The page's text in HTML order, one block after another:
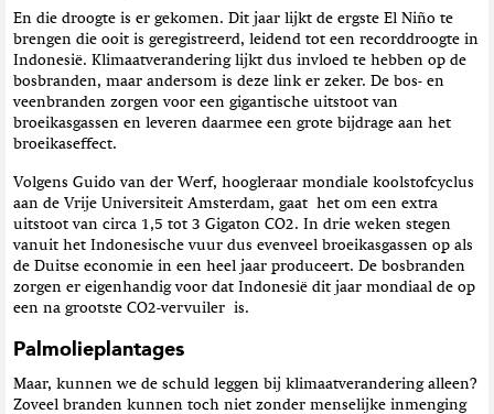
En die droogte is er gekomen. Dit jaar lijkt de ergste El Niño te
brengen die ooit is geregistreerd, leidend tot een recorddroogte in
Indonesië. Klimaatverandering lijkt dus invloed te hebben op de
bosbranden, maar andersom is deze link er zeker. De bos- en
veenbranden zorgen voor een gigantische uitstoot van
broeikasgassen en leveren daarmee een grote bijdrage aan het
broeikaseffect.
Volgens Guido van der Werf, hoogleraar mondiale koolstofcyclus
aan de Vrije Universiteit Amsterdam, gaat het om een extra
uitstoot van circa 1,5 tot 3 Gigaton CO2. In drie weken stegen
vanuit het Indonesische vuur dus evenveel broeikasgassen op als
de Duitse economie in een heel jaar produceert. De bosbranden
zorgen er eigenhandig voor dat Indonesië dit jaar mondiaal de op
een na grootste CO2-vervuiler is.
Palmolieplantages
Maar, kunnen we de schuld leggen bij klimaatverandering alleen?
Zoveel branden kunnen toch niet zonder menselijke inmenging